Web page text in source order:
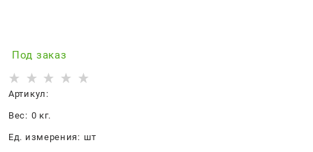
Под заказ
Артикул:
Вес: 0 кг.
Ед. измерения: шт